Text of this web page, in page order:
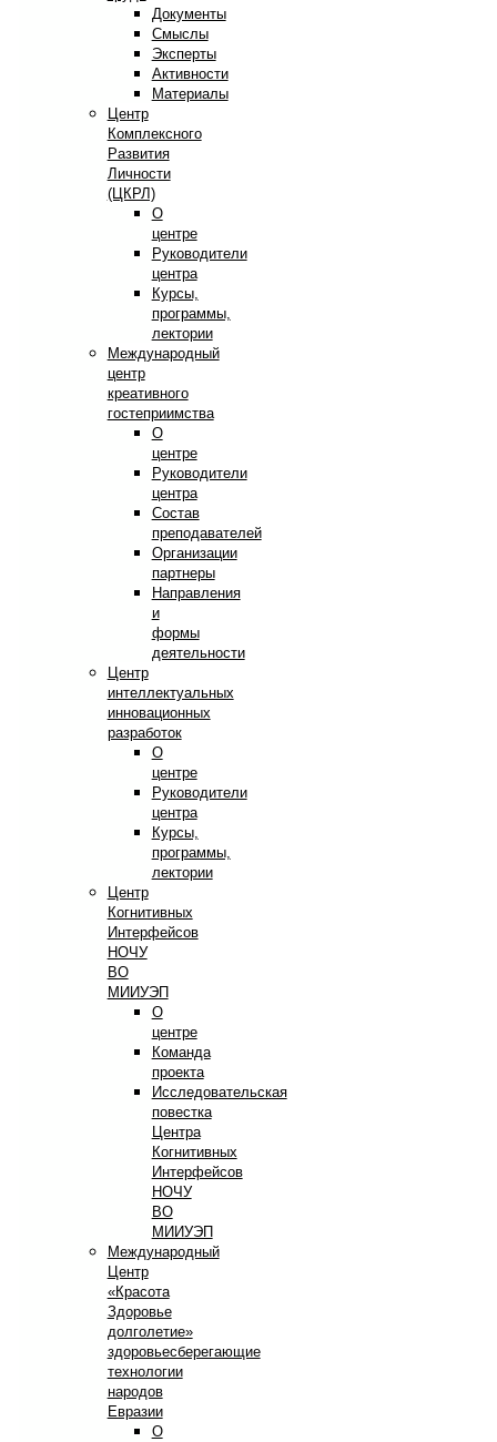
Документы
Смыслы
Эксперты
Активности
Материалы
Центр
Комплексного
Развития
Личности
(ЦКРЛ)
О
центре
Руководители
центра
Курсы,
программы,
лектории
Международный
центр
креативного
гостеприимства
О
центре
Руководители
центра
Состав
преподавателей
Организации
партнеры
Направления
и
формы
деятельности
Центр
интеллектуальных
инновационных
разработок
О
центре
Руководители
центра
Курсы,
программы,
лектории
Центр
Когнитивных
Интерфейсов
НОЧУ
ВО
МИИУЭП
О
центре
Команда
проекта
Исследовательская
повестка
Центра
Когнитивных
Интерфейсов
НОЧУ
ВО
МИИУЭП
Международный
Центр
«Красота
Здоровье
долголетие»
здоровьесберегающие
технологии
народов
Евразии
О